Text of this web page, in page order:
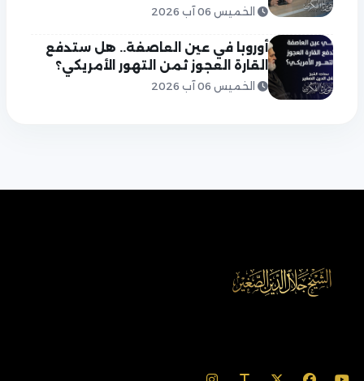
الخميس 06 آب 2026
أوروبا في عين العاصفة.. هل ستدفع
القارة العجوز ثمن التهور الأمريكي؟
الخميس 06 آب 2026